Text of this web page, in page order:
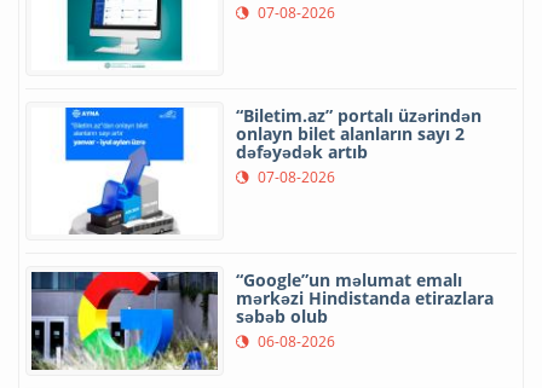
07-08-2026
“Biletim.az” portalı üzərindən
onlayn bilet alanların sayı 2
dəfəyədək artıb
07-08-2026
“Google”un məlumat emalı
mərkəzi Hindistanda etirazlara
səbəb olub
06-08-2026